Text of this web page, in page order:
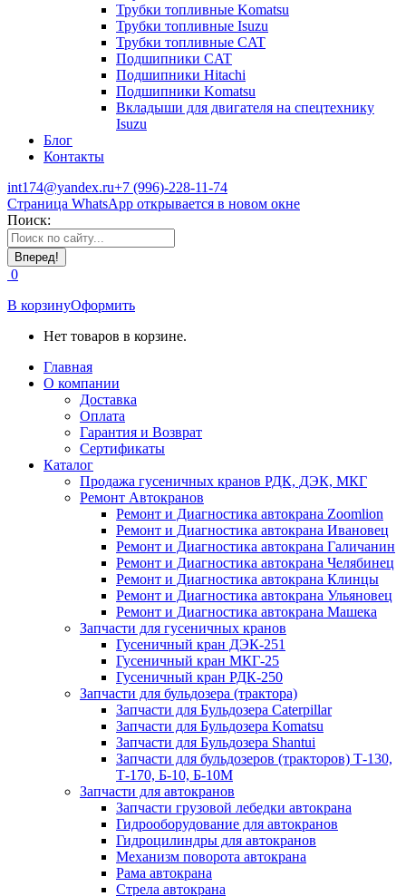
Трубки топливные Komatsu
Трубки топливные Isuzu
Трубки топливные CAT
Подшипники CAT
Подшипники Hitachi
Подшипники Komatsu
Вкладыши для двигателя на спецтехнику
Isuzu
Блог
Контакты
int174@yandex.ru+7 (996)-228-11-74
Страница WhatsApp открывается в новом окне
Поиск:
0
В корзинуОформить
Нет товаров в корзине.
Главная
О компании
Доставка
Оплата
Гарантия и Возврат
Сертификаты
Каталог
Продажа гусеничных кранов РДК, ДЭК, МКГ
Ремонт Автокранов
Ремонт и Диагностика автокрана Zoomlion
Ремонт и Диагностика автокрана Ивановец
Ремонт и Диагностика автокрана Галичанин
Ремонт и Диагностика автокрана Челябинец
Ремонт и Диагностика автокрана Клинцы
Ремонт и Диагностика автокрана Ульяновец
Ремонт и Диагностика автокрана Машека
Запчасти для гусеничных кранов
Гусеничный кран ДЭК-251
Гусеничный кран МКГ-25
Гусеничный кран РДК-250
Запчасти для бульдозера (трактора)
Запчасти для Бульдозера Caterpillar
Запчасти для Бульдозера Komatsu
Запчасти для Бульдозера Shantui
Запчасти для бульдозеров (тракторов) Т-130,
Т-170, Б-10, Б-10М
Запчасти для автокранов
Запчасти грузовой лебедки автокрана
Гидрооборудование для автокранов
Гидроцилиндры для автокранов
Механизм поворота автокрана
Рама автокрана
Стрела автокрана